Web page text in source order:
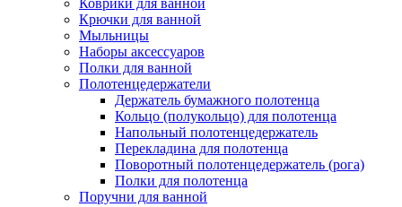
Крючки для ванной
Мыльницы
Наборы аксессуаров
Полки для ванной
Полотенцедержатели
Держатель бумажного полотенца
Кольцо (полукольцо) для полотенца
Напольный полотенцедержатель
Перекладина для полотенца
Поворотный полотенцедержатель (рога)
Полки для полотенца
Поручни для ванной